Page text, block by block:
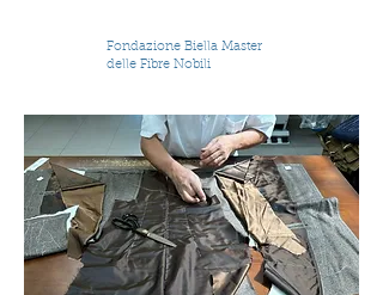
Fondazione Biella Master
delle Fibre Nobili